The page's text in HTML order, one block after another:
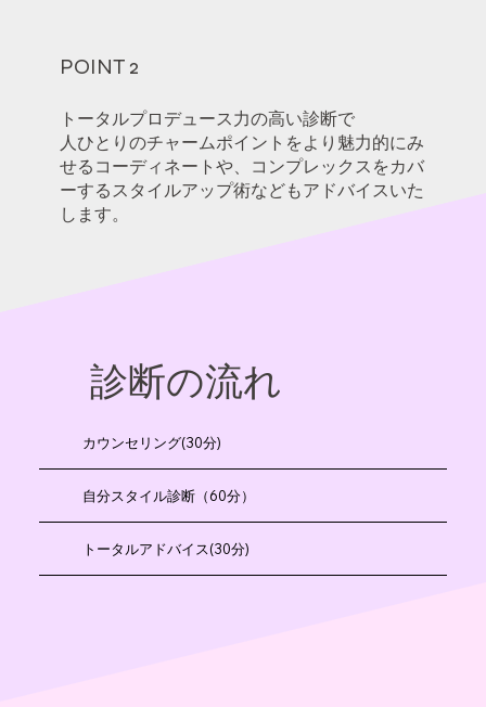
トータルプロデュース力の高い診断で
人ひとりのチャームポイントをより魅力的にみ
せるコーディネートや、コンプレックスをカバ
ーするスタイルアップ術などもアドバイスいた
します。
POINT 2
診断の流れ
カウンセリング(30分)
自分スタイル診断（60分）
トータルアドバイス(30分)